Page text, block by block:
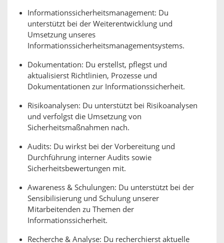
Informationssicherheitsmanagement: Du
unterstützt bei der Weiterentwicklung und
Umsetzung unseres
Informationssicherheitsmanagementsystems.
Dokumentation: Du erstellst, pflegst und
aktualisierst Richtlinien, Prozesse und
Dokumentationen zur Informationssicherheit.
Risikoanalysen: Du unterstützt bei Risikoanalysen
und verfolgst die Umsetzung von
Sicherheitsmaßnahmen nach.
Audits: Du wirkst bei der Vorbereitung und
Durchführung interner Audits sowie
Sicherheitsbewertungen mit.
Awareness & Schulungen: Du unterstützt bei der
Sensibilisierung und Schulung unserer
Mitarbeitenden zu Themen der
Informationssicherheit.
Recherche & Analyse: Du recherchierst aktuelle